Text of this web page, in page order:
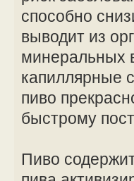
способно
выводит из
минеральных
капиллярные
пиво
быстрому
Пиво